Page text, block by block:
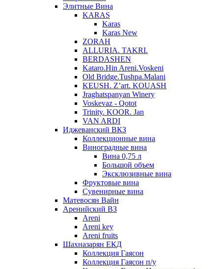
Элитные Вина
KARAS
Karas
Karas New
ZORAH
ALLURIA. TAKRI.
BERDASHEN
Kataro.Hin Areni.Voskeni
Old Bridge.Tushpa.Malani
KEUSH. Z’art. KOUASH
Jraghatspanyan Winery
Voskevaz - Qotot
Trinity. KOOR. Jan
VAN ARDI
Иджеванский ВКЗ
Коллекционные вина
Виноградные вина
Вина 0,75 л
Большой объем
Эксклюзивные вина
Фруктовые вина
Cувенирные вина
Матевосян Вайн
Аренийский ВЗ
Areni
Areni key
Areni fruits
Шахназарян ЕКД
Коллекция Гаясон
Коллекция Гаясон п/у